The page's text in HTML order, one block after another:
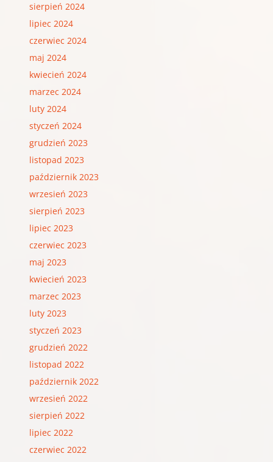
sierpień 2024
lipiec 2024
czerwiec 2024
maj 2024
kwiecień 2024
marzec 2024
luty 2024
styczeń 2024
grudzień 2023
listopad 2023
październik 2023
wrzesień 2023
sierpień 2023
lipiec 2023
czerwiec 2023
maj 2023
kwiecień 2023
marzec 2023
luty 2023
styczeń 2023
grudzień 2022
listopad 2022
październik 2022
wrzesień 2022
sierpień 2022
lipiec 2022
czerwiec 2022